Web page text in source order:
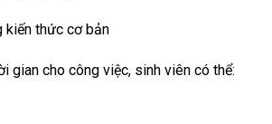
kiến thức cơ bản
gian cho công việc, sinh viên có thể: